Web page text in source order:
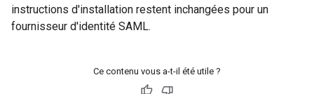
instructions d'installation restent inchangées pour un
fournisseur d'identité SAML.
Ce contenu vous a-t-il été utile ?